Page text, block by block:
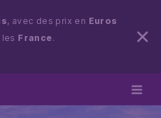
, avec des prix en Euros
France.